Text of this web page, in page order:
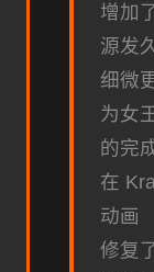
增加
源发
细微
为女
的完
在
动画
修复